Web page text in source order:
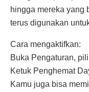
hingga mereka yang
terus digunakan
Cara mengaktifkan:
Buka Pengaturan,
Ketuk Penghemat
Kamu juga bisa